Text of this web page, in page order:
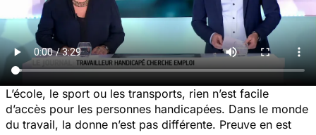
L’école, le sport ou les transports, rien n’est facile
d’accès pour les personnes handicapées. Dans le monde
du travail, la donne n’est pas différente. Preuve en est